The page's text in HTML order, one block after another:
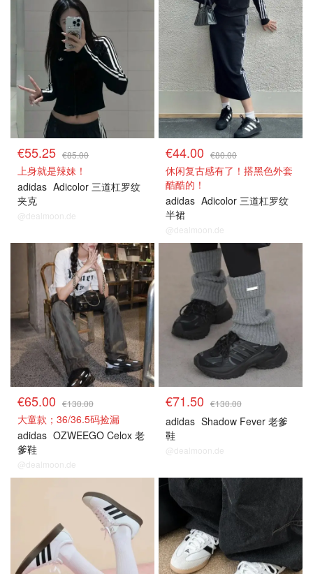
€55.25 €85.00
上身就是辣妹！
adidas Adicolor 三道杠罗纹
夹克
@dealmoon.de
€44.00 €80.00
休闲复古感有了！搭黑色外套
酷酷的！
adidas Adicolor 三道杠罗纹
半裙
@dealmoon.de
€65.00 €130.00
大童款；36/36.5码捡漏
adidas OZWEEGO Celox 老
爹鞋
@dealmoon.de
€71.50 €130.00
adidas Shadow Fever 老爹
鞋
@dealmoon.de